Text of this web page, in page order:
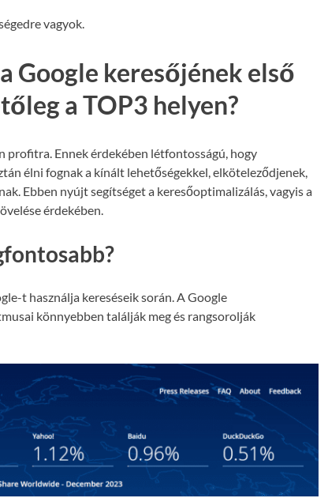
vagyok.
Google keresőjének első
a TOP3 helyen?
profitra. Ennek érdekében létfontosságú, hogy
élni fognak a kínált lehetőségekkel, elköteleződjenek,
Ebben nyújt segítséget a keresőoptimalizálás, vagyis a
érdekében.
t használja kereséseik során. A Google
könnyebben találják meg és rangsorolják